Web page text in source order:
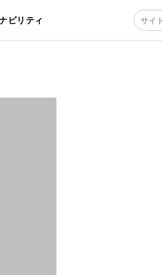
ビリティ